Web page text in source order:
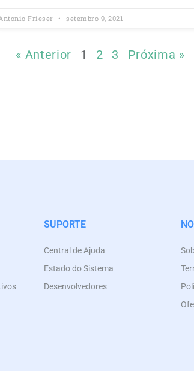
Frieser setembro 9, 2021
« Anterior 1 2 3 Próxima »
SUPORTE
Central de Ajuda
Estado do Sistema
Desenvolvedores